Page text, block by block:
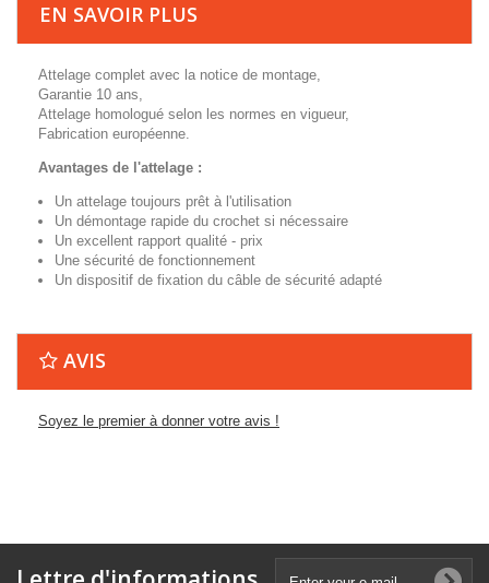
EN SAVOIR PLUS
Attelage complet avec la notice de montage,
Garantie 10 ans,
Attelage homologué selon les normes en vigueur,
Fabrication européenne.
Avantages de l'attelage :
Un attelage toujours prêt à l'utilisation
Un démontage rapide du crochet si nécessaire
Un excellent rapport qualité - prix
Une sécurité de fonctionnement
Un dispositif de fixation du câble de sécurité adapté
AVIS
Soyez le premier à donner votre avis !